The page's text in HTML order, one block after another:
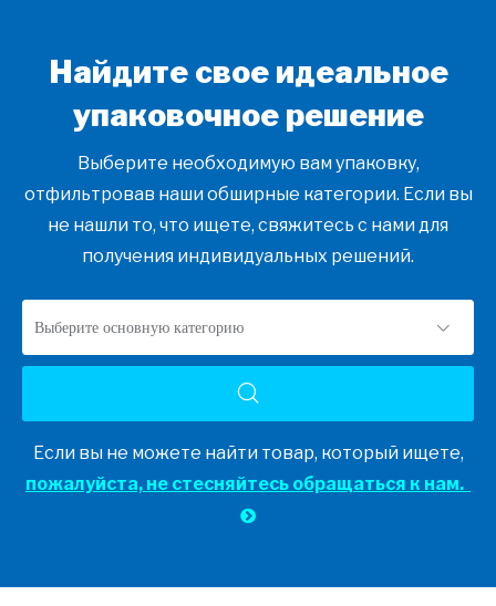
Найдите свое идеальное
упаковочное решение
Выберите необходимую вам упаковку,
отфильтровав наши обширные категории. Если вы
не нашли то, что ищете, свяжитесь с нами для
получения индивидуальных решений.
Выберите основную категорию
Если вы не можете найти товар, который ищете,
пожалуйста, не стесняйтесь обращаться к нам.
